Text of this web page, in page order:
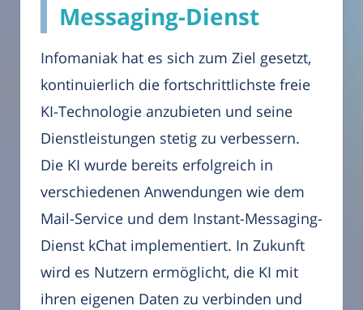
Messaging-Dienst
Infomaniak hat es sich zum Ziel gesetzt,
kontinuierlich die fortschrittlichste freie
KI-Technologie anzubieten und seine
Dienstleistungen stetig zu verbessern.
Die KI wurde bereits erfolgreich in
verschiedenen Anwendungen wie dem
Mail-Service und dem Instant-Messaging-
Dienst kChat implementiert. In Zukunft
wird es Nutzern ermöglicht, die KI mit
ihren eigenen Daten zu verbinden und